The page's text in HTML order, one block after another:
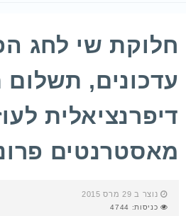
חלוקת שי לחג
עדכונים,
דיפרנציאלית
מאסטרנטים
נוצר ב 29 מרס 2015
כניסות: 4744